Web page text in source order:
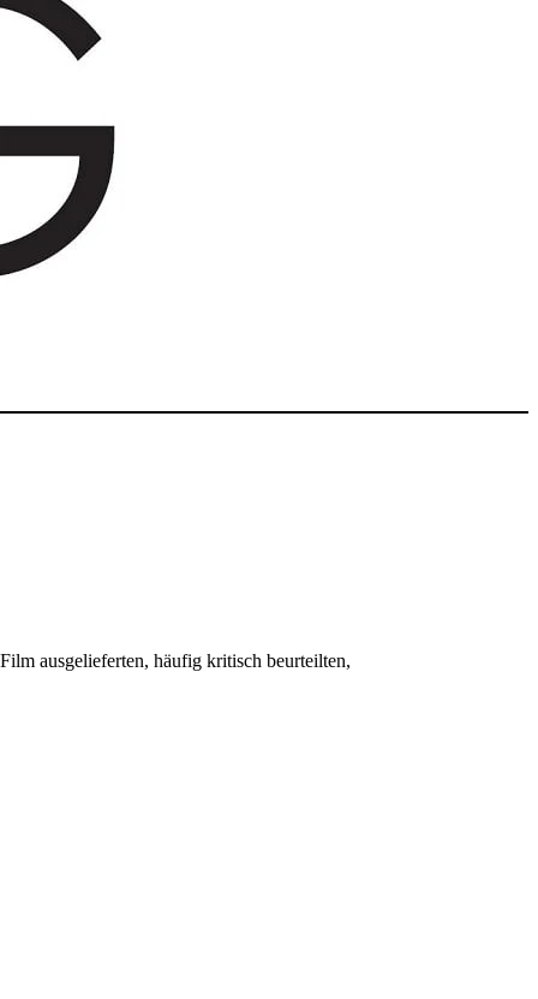
ausgelieferten, häufig kritisch beurteilten,